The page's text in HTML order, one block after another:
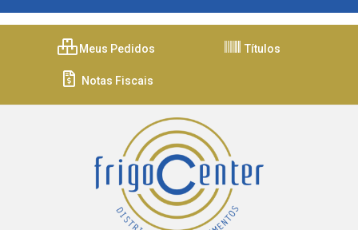
Meus Pedidos Títulos
Notas Fiscais